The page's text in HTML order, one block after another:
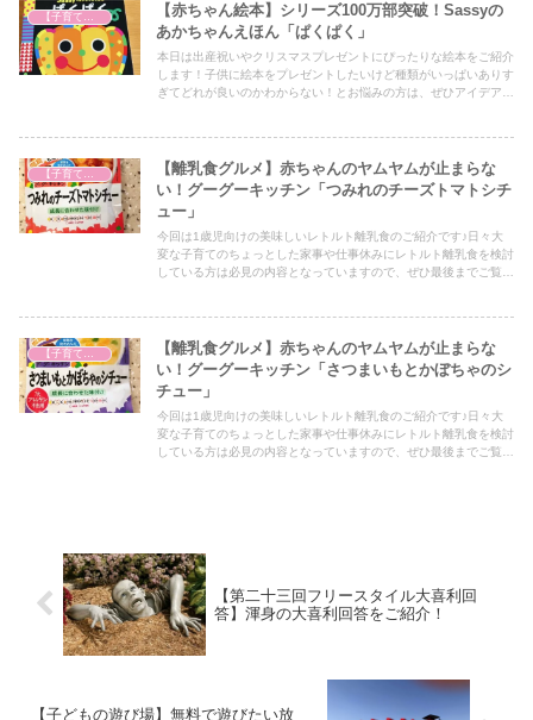
【赤ちゃん絵本】シリーズ100万部突破！Sassyの
あかちゃんえほん「ぱくぱく」
本日は出産祝いやクリスマスプレゼントにぴったりな絵本をご紹介
します！子供に絵本をプレゼントしたいけど種類がいっぱいありす
ぎてどれが良いのかわからない！とお悩みの方は、ぜひアイデアの
【子育て奮闘記】
【離乳食グルメ】赤ちゃんのヤムヤムが止まらな
い！グーグーキッチン「つみれのチーズトマトシチ
ュー」
今回は1歳児向けの美味しいレトルト離乳食のご紹介です♪日々大
変な子育てのちょっとした家事や仕事休みにレトルト離乳食を検討
している方は必見の内容となっていますので、ぜひ最後までご覧く
【子育て奮闘記】
【離乳食グルメ】赤ちゃんのヤムヤムが止まらな
い！グーグーキッチン「さつまいもとかぼちゃのシ
チュー」
今回は1歳児向けの美味しいレトルト離乳食のご紹介です♪日々大
変な子育てのちょっとした家事や仕事休みにレトルト離乳食を検討
している方は必見の内容となっていますので、ぜひ最後までご覧く
【第二十三回フリースタイル大喜利回
答】渾身の大喜利回答をご紹介！
【子どもの遊び場】無料で遊びたい放